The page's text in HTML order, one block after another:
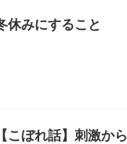
休みにすること
【こぼれ話】刺激か